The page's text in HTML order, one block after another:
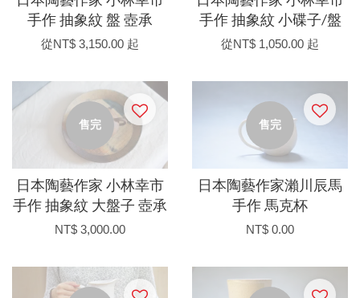
手作 抽象紋 盤 壺承
從NT$ 3,150.00 起
手作 抽象紋 小碟子/盤
從NT$ 1,050.00 起
售完
日本陶藝作家 小林幸市
手作 抽象紋 大盤子 壺承
NT$ 3,000.00
售完
日本陶藝作家瀨川辰馬
手作 馬克杯
NT$ 0.00